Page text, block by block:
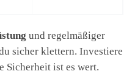
und regelmäßiger
sicher klettern. Investiere
Sicherheit ist es wert.